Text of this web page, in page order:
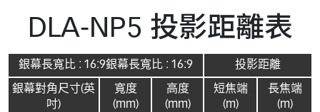
DLA-NP5 投影距離表
銀幕長寬比 : 16:9銀幕長寬比 : 16:9 投影距離
銀幕對角尺寸(英
吋)
寬度
(mm)
高度
(mm)
短焦端
(m)
長焦端
(m)